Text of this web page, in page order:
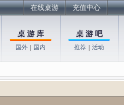
在线桌游 充值中心
桌 游 库
国外 国内
桌 游 吧
推荐 活动